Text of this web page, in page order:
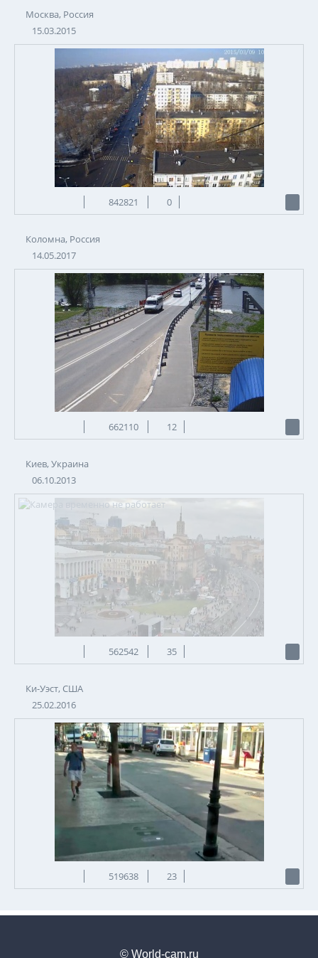
Москва, Россия
15.03.2015
842821 0
Коломна, Россия
14.05.2017
662110 12
Киев, Украина
06.10.2013
562542 35
Ки-Уэст, США
25.02.2016
519638 23
© World-cam.ru